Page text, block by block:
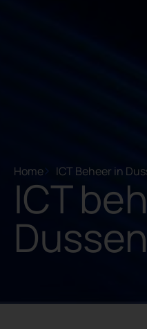
Home ICT Beheer in
ICT
Dussen